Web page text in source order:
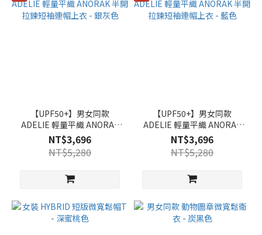
【UPF50+】男女同款
ADELIE 輕量平織 ANORAK
半開拉鍊短袖連帽上衣 - 銀
灰色
NT$3,696
NT$5,280
【UPF50+】男女同款
ADELIE 輕量平織 ANORAK
半開拉鍊短袖連帽上衣 - 藍
色
NT$3,696
NT$5,280